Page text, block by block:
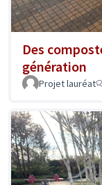
Des
génération
Projet lauréat